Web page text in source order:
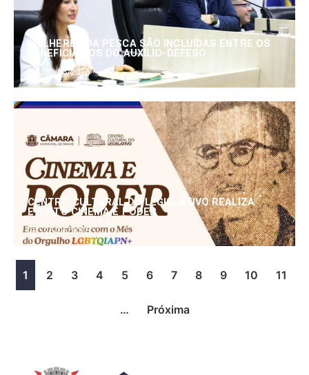
MULHERES DA PESCA SÃO INCLUÍDAS ENTRE OS
BENEFICIÁRIOS DO AUXÍLIO-DEFESO
30/06/2026
CENTRO CULTURAL DO LEGISLATIVO REALIZA
EVENTO CINEMA E PODER
25/06/2026
1 2 3 4 5 6 7 8 9 10 11
… Próxima